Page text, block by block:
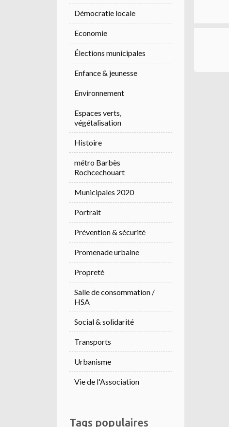
Démocratie locale
Economie
Élections municipales
Enfance & jeunesse
Environnement
Espaces verts,
végétalisation
Histoire
métro Barbès
Rochcechouart
Municipales 2020
Portrait
Prévention & sécurité
Promenade urbaine
Propreté
Salle de consommation /
HSA
Social & solidarité
Transports
Urbanisme
Vie de l'Association
Tags populaires